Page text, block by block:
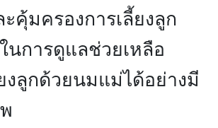
คุ้มครองการเลี้ยงลูก
การดูแลช่วยเหลือ
งลูกด้วยนมแม่ได้อย่างมี